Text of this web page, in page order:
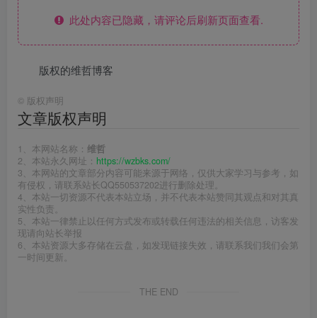
此处内容已隐藏，请评论后刷新页面查看.
版权的维哲博客
© 版权声明
文章版权声明
1、本网站名称： 维哲
2、本站永久网址： https://wzbks.com/
3、本网站的文章部分内容可能来源于网络，仅供大家学习与参考，如
有侵权，请联系站长QQ550537202进行删除处理。
4、本站一切资源不代表本站立场，并不代表本站赞同其观点和对其真
实性负责。
5、本站一律禁止以任何方式发布或转载任何违法的相关信息，访客发
现请向站长举报
6、本站资源大多存储在云盘，如发现链接失效，请联系我们我们会第
一时间更新。
THE END